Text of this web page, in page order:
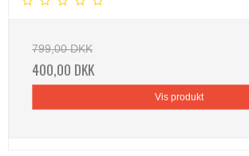
799,00 DKK
400,00 DKK
Vis produkt